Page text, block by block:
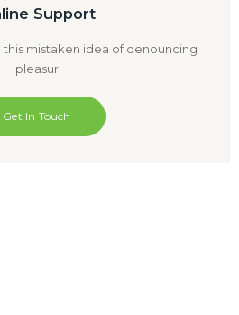
Support
this mistaken idea of denouncing
pleasur
Get In Touch